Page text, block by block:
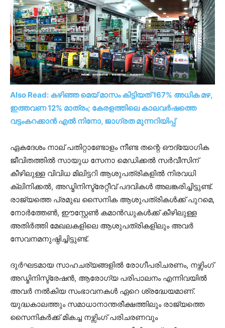
Also Read: കഴിഞ്ഞ മെയ് മാസം കിട്ടിയത് 167% അധിക മഴ,
ഇത്തവണ 12% മാത്രം; കേരളത്തിലെ കാലവർഷത്തെ
വട്ടംകറക്കാൻ എൽ നിനോ, ജാഗ്രത മുന്നറിയിപ്പ്
ഏകദേശം നാല് പതിറ്റാണ്ടോളം നീണ്ട തന്റെ ഔദ്യോഗിക
ജീവിതത്തിൽ സായുധ സേനാ മെഡിക്കൽ സർവീസിന്
കീഴിലുള്ള വിവിധ മിലിട്ടറി ആശുപത്രികളിൽ നിരവധി
ക്ലിനിക്കൽ, അഡ്മിനിസ്ട്രേറ്റീവ് പദവികൾ അലങ്കരിച്ചിട്ടുണ്ട്.
രാജ്യത്തെ പ്രമുഖ സൈനിക ആശുപത്രികൾക്ക് പുറമെ,
നോർത്തേൺ, ഈസ്റ്റേൺ കമാൻഡുകൾക്ക് കീഴിലുള്ള
അതിർത്തി മേഖലകളിലെ ആശുപത്രികളിലും അവർ
സേവനമനുഷ്ഠിച്ചിട്ടുണ്ട്.
ദുർഘടമായ സാഹചര്യങ്ങളിൽ രോഗീപരിചരണം, നഴ്സിംഗ്
അഡ്മിനിസ്ട്രേഷൻ, ആരോഗ്യ പരിപാലനം എന്നിവയിൽ
അവർ നൽകിയ സംഭാവനകൾ ഏറെ ശ്രദ്ധേയമാണ്.
യുദ്ധകാലത്തും സമാധാനാന്തരീക്ഷത്തിലും രാജ്യത്തെ
സൈനികർക്ക് മികച്ച നഴ്സിംഗ് പരിചരണവും